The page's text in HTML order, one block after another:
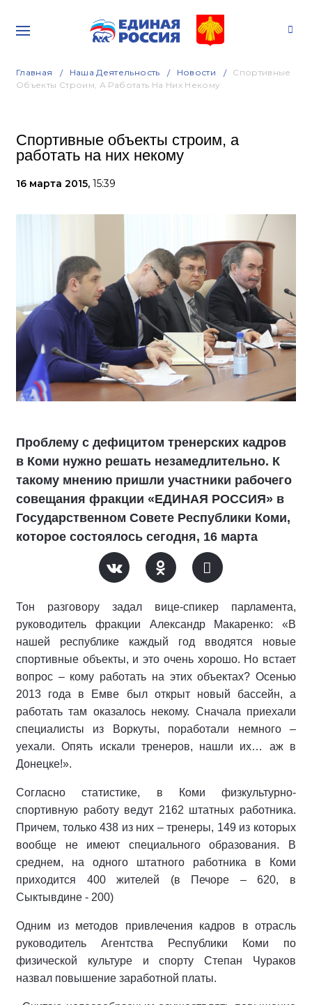
Главная Наша Деятельность Новости
Спортивные
Объекты Строим, А Работать На Них Некому
Спортивные объекты строим, а
работать на них некому
16 марта 2015, 15:39
Проблему с дефицитом тренерских кадров
в Коми нужно решать незамедлительно. К
такому мнению пришли участники рабочего
совещания фракции «ЕДИНАЯ РОССИЯ» в
Государственном Совете Республики Коми,
которое состоялось сегодня, 16 марта
Тон разговору задал вице-спикер парламента,
руководитель фракции Александр Макаренко: «В
нашей республике каждый год вводятся новые
спортивные объекты, и это очень хорошо. Но встает
вопрос – кому работать на этих объектах? Осенью
2013 года в Емве был открыт новый бассейн, а
работать там оказалось некому. Сначала приехали
специалисты из Воркуты, поработали немного –
уехали. Опять искали тренеров, нашли их… аж в
Донецке!».
Согласно статистике, в Коми физкультурно-
спортивную работу ведут 2162 штатных работника.
Причем, только 438 из них – тренеры, 149 из которых
вообще не имеют специального образования. В
среднем, на одного штатного работника в Коми
приходится 400 жителей (в Печоре – 620, в
Сыктывдине - 200)
Одним из методов привлечения кадров в отрасль
руководитель Агентства Республики Коми по
физической культуре и спорту Степан Чураков
назвал повышение заработной платы.